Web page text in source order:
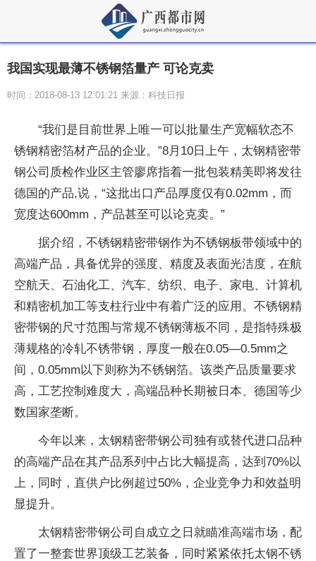
我国实现最薄不锈钢箔量产 可论克卖
时间：2018-08-13 12:01:21 来源：科技日报
“我们是目前世界上唯一可以批量生产宽幅软态不
锈钢精密箔材产品的企业。”8月10日上午，太钢精密带
钢公司质检作业区主管廖席指着一批包装精美即将发往
德国的产品,说，“这批出口产品厚度仅有0.02mm，而
宽度达600mm，产品甚至可以论克卖。”
据介绍，不锈钢精密带钢作为不锈钢板带领域中的
高端产品，具备优异的强度、精度及表面光洁度，在航
空航天、石油化工、汽车、纺织、电子、家电、计算机
和精密机加工等支柱行业中有着广泛的应用。不锈钢精
密带钢的尺寸范围与常规不锈钢薄板不同，是指特殊极
薄规格的冷轧不锈带钢，厚度一般在0.05—0.5mm之
间，0.05mm以下则称为不锈钢箔。该类产品质量要求
高，工艺控制难度大，高端品种长期被日本、德国等少
数国家垄断。
今年以来，太钢精密带钢公司独有或替代进口品种
的高端产品在其产品系列中占比大幅提高，达到70%以
上，同时，直供户比例超过50%，企业竞争力和效益明
显提升。
太钢精密带钢公司自成立之日就瞄准高端市场，配
置了一整套世界顶级工艺装备，同时紧紧依托太钢不锈